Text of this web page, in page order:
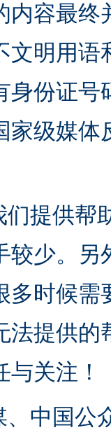
内容最
文明用
身份证
家级媒
们提供帮
较少。
多时候
法提供
关注！
、中国公